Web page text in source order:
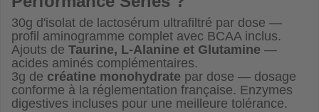
30g d'isolat de lactosérum ultrafiltré par dose —
profil aminogramme complet avec BCAA inclus.
Ajouts de Taurine, L-Alanine et Glutamine —
acides aminés complémentaires.
3g de créatine monohydrate par dose — dosage
conforme à la réglementation française. Enzymes
digestives incluses pour une meilleure tolérance.